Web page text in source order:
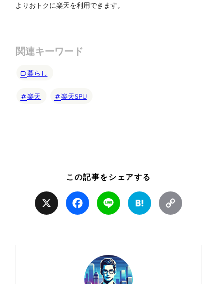
よりおトクに楽天を利用できます。
関連キーワード
暮らし
楽天 楽天SPU
この記事をシェアする
Facebook Line Hatena